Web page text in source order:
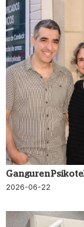
Ganguren
2026-06-22